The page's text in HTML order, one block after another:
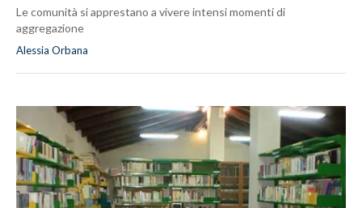
Le comunità si apprestano a vivere intensi momenti di
aggregazione
Alessia Orbana